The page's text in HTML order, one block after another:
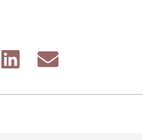
Share
Share